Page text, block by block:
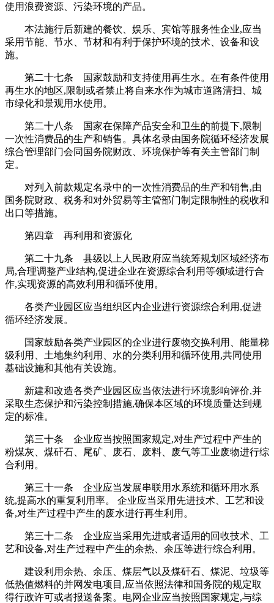
使用浪费资源、污染环境的产品。
本法施行后新建的餐饮、娱乐、宾馆等服务性企业,应当
采用节能、节水、节材和有利于保护环境的技术、设备和设
施。
第二十七条 国家鼓励和支持使用再生水。在有条件使用
再生水的地区,限制或者禁止将自来水作为城市道路清扫、城
市绿化和景观用水使用。
第二十八条 国家在保障产品安全和卫生的前提下,限制
一次性消费品的生产和销售。具体名录由国务院循环经济发展
综合管理部门会同国务院财政、环境保护等有关主管部门制
定。
对列入前款规定名录中的一次性消费品的生产和销售,由
国务院财政、税务和对外贸易等主管部门制定限制性的税收和
出口等措施。
第四章 再利用和资源化
第二十九条 县级以上人民政府应当统筹规划区域经济布
局,合理调整产业结构,促进企业在资源综合利用等领域进行合
作,实现资源的高效利用和循环使用。
各类产业园区应当组织区内企业进行资源综合利用,促进
循环经济发展。
国家鼓励各类产业园区的企业进行废物交换利用、能量梯
级利用、土地集约利用、水的分类利用和循环使用,共同使用
基础设施和其他有关设施。
新建和改造各类产业园区应当依法进行环境影响评价,并
采取生态保护和污染控制措施,确保本区域的环境质量达到规
定的标准。
第三十条 企业应当按照国家规定,对生产过程中产生的
粉煤灰、煤矸石、尾矿、废石、废料、废气等工业废物进行综
合利用。
第三十一条 企业应当发展串联用水系统和循环用水系
统,提高水的重复利用率。 企业应当采用先进技术、工艺和设
备,对生产过程中产生的废水进行再生利用。
第三十二条 企业应当采用先进或者适用的回收技术、工
艺和设备,对生产过程中产生的余热、余压等进行综合利用。
建设利用余热、余压、煤层气以及煤矸石、煤泥、垃圾等
低热值燃料的并网发电项目,应当依照法律和国务院的规定取
得行政许可或者报送备案。电网企业应当按照国家规定,与综